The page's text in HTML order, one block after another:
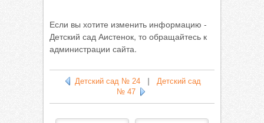
Если вы хотите изменить информацию -
Детский сад Аистенок, то обращайтесь к
администрации сайта.
Детский сад № 24
Детский сад
№ 47